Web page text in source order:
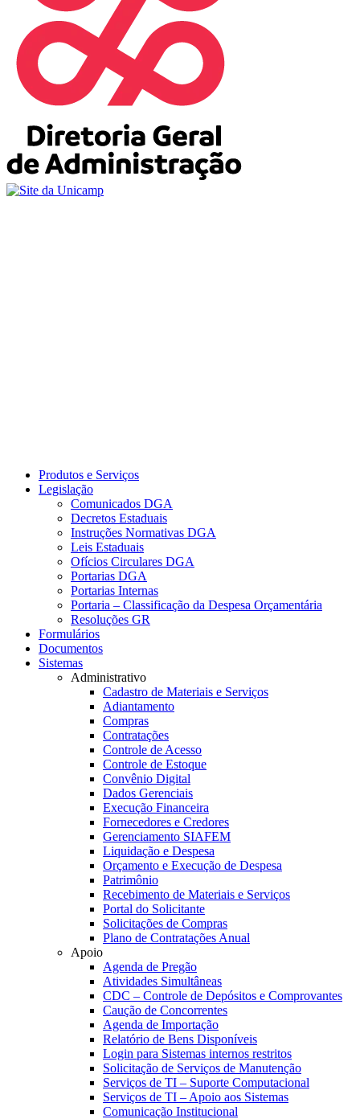
Produtos e Serviços
Legislação
Comunicados DGA
Decretos Estaduais
Instruções Normativas DGA
Leis Estaduais
Ofícios Circulares DGA
Portarias DGA
Portarias Internas
Portaria – Classificação da Despesa Orçamentária
Resoluções GR
Formulários
Documentos
Sistemas
Administrativo
Cadastro de Materiais e Serviços
Adiantamento
Compras
Contratações
Controle de Acesso
Controle de Estoque
Convênio Digital
Dados Gerenciais
Execução Financeira
Fornecedores e Credores
Gerenciamento SIAFEM
Liquidação e Despesa
Orçamento e Execução de Despesa
Patrimônio
Recebimento de Materiais e Serviços
Portal do Solicitante
Solicitações de Compras
Plano de Contratações Anual
Apoio
Agenda de Pregão
Atividades Simultâneas
CDC – Controle de Depósitos e Comprovantes
Caução de Concorrentes
Agenda de Importação
Relatório de Bens Disponíveis
Login para Sistemas internos restritos
Solicitação de Serviços de Manutenção
Serviços de TI – Suporte Computacional
Serviços de TI – Apoio aos Sistemas
Comunicação Institucional